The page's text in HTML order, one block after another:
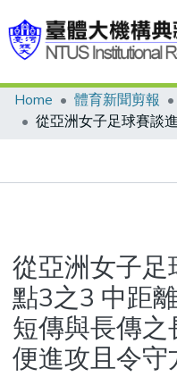
Communities & Collections
Statistics
Home 體育新聞剪報
從亞洲女子
點3之3 中距
短傳與長傳
便進攻且令